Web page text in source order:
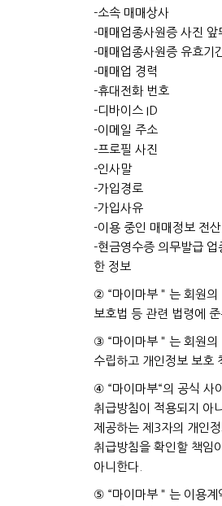
-소속 매매상사
-매매업종사원증 사진 앞
-매매업종사원증 유효기
-매매업 경력
-휴대전화 번호
-디바이스 ID
-이메일 주소
-프로필 사진
-인사말
-가입경로
-가입사유
-이용 중인 매매정보 전
-현금영수증 의무발급
한 정보
② “마이마부＂는 회원의
보호법 등 관련 법령에
③ “마이마부＂는 회원의
수립하고 개인정보 보호
④ “마이마부“의 공식 사
취급방침이 적용되지 아
제공하는 제3자의 개인
취급방침을 확인할 책임
아니한다.
⑤ “마이마부＂는 이용계